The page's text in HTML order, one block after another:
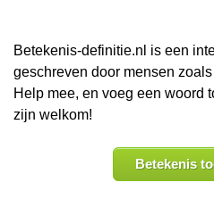
Betekenis-definitie.nl is een
geschreven door mensen
Help mee, en voeg een woord
zijn welkom!
Betekenis